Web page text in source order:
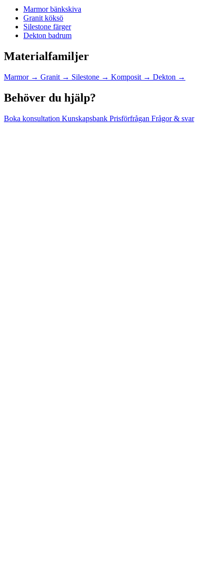
Marmor bänkskiva
Granit köksö
Silestone färger
Dekton badrum
Materialfamiljer
Marmor → Granit → Silestone → Komposit → Dekton →
Behöver du hjälp?
Boka konsultation Kunskapsbank Prisförfrågan Frågor & svar